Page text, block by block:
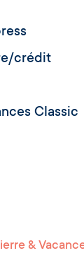
crédit
Classic
&